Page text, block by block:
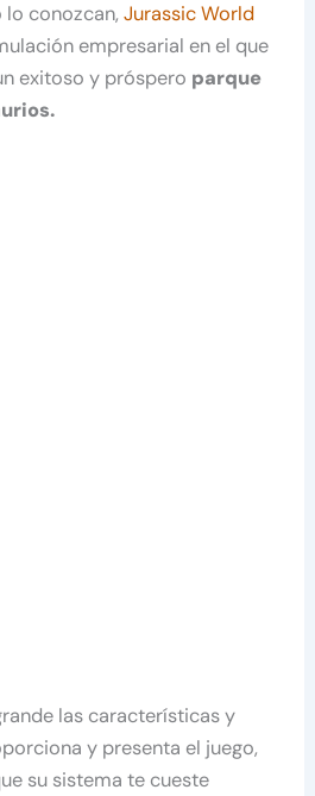
lo conozcan,Jurassic World
empresarial en el que
exitoso y próspero parque
las características y
y presenta el juego,
su sistema te cueste